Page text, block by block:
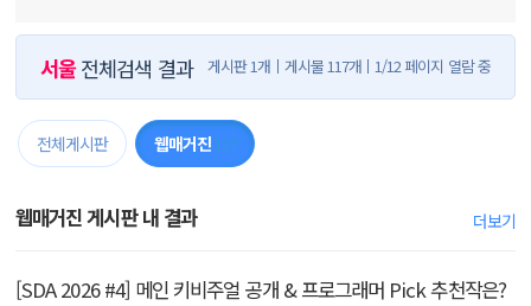
서울전체검색 결과 게시판 1개 게시물 117개 1/12 페이지 열람 중
전체게시판 웹매거진 117
웹매거진 게시판 내 결과 더보기
[SDA 2026 #4] 메인 키비주얼 공개 & 프로그래머 Pick 추천작은?